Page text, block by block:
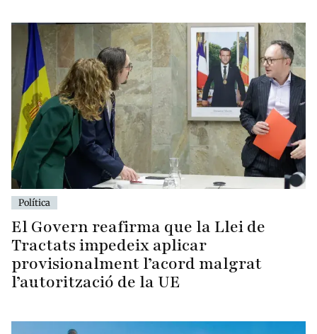
Política
El Govern reafirma que la Llei de
Tractats impedeix aplicar
provisionalment l’acord malgrat
l’autorització de la UE